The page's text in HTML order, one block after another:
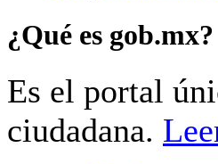
¿Qué es gob.mx?
Es el portal
ciudadana.